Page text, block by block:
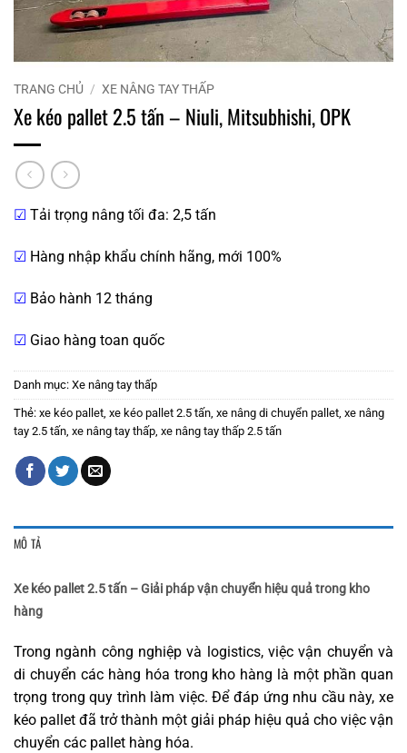
TRANG CHỦ / XE NÂNG TAY THẤP
Xe kéo pallet 2.5 tấn – Niuli, Mitsubhishi, OPK
☑ Tải trọng nâng tối đa: 2,5 tấn
☑ Hàng nhập khẩu chính hãng, mới 100%
☑ Bảo hành 12 tháng
☑ Giao hàng toan quốc
Danh mục: Xe nâng tay thấp
Thẻ: xe kéo pallet xe kéo pallet 2.5 tấn xe nâng di chuyển pallet xe nâng
tay 2.5 tấn xe nâng tay thấp xe nâng tay thấp 2.5 tấn
MÔ TẢ
Xe kéo pallet 2.5 tấn – Giải pháp vận chuyển hiệu quả trong kho
hàng
Trong ngành công nghiệp và logistics, việc vận chuyển và
di chuyển các hàng hóa trong kho hàng là một phần quan
trọng trong quy trình làm việc. Để đáp ứng nhu cầu này, xe
kéo pallet đã trở thành một giải pháp hiệu quả cho việc vận
chuyển các pallet hàng hóa.